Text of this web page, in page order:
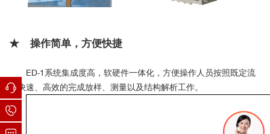
★ 操作简单，方便快捷
ED-1系统集成度高，软硬件一体化，方便操作人员按照既定流
程快速、高效的完成放样、测量以及结构解析工作。